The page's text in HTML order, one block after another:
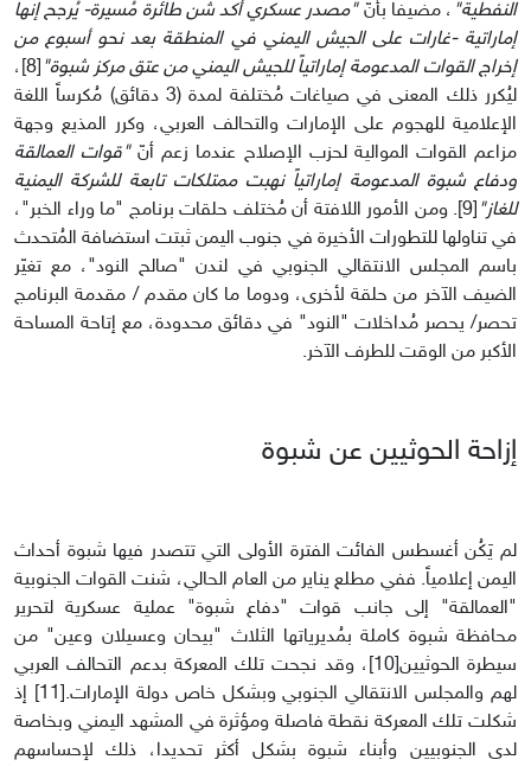
النفطية" ، مضيفا بأنّ "مصدر عسكري أكد شن طائرة مُسيرة- يُرجح إنها
إماراتية -غارات على الجيش اليمني في المنطقة بعد نحو أسبوع من
إخراج القوات المدعومة إماراتياً للجيش اليمني من عتق مركز شبوة"
[8]،
ليُكرر ذلك المعنى في صياغات مُختلفة لمدة (3 دقائق) مُكرساً اللغة
الإعلامية للهجوم على الإمارات والتحالف العربي، وكرر المذيع وجهة
مزاعم القوات الموالية لحزب الإصلاح عندما زعم أنّ"قوات العمالقة
ودفاع شبوة المدعومة إماراتياً نهبت ممتلكات تابعة للشركة اليمنية
للغاز"
[9]. ومن الأمور اللافتة أن مُختلف حلقات برنامج "ما وراء الخبر"،
في تناولها للتطورات الأخيرة في جنوب اليمن ثبتت استضافة المُتحدث
باسم المجلس الانتقالي الجنوبي في لندن "صالح النود"، مع تغيّر
الضيف الآخر من حلقة لأخرى، ودوما ما كان مقدم / مقدمة البرنامج
تحصر/ يحصر مُداخلات "النود" في دقائق محدودة، مع إتاحة المساحة
الأكبر من الوقت للطرف الآخر.
إزاحة الحوثيين عن شبوة
لم يَكُن أغسطس الفائت الفترة الأولى التي تتصدر فيها شبوة أحداث
اليمن إعلامياً. ففي مطلع يناير من العام الحالي، شنت القوات الجنوبية
"العمالقة" إلى جانب قوات "دفاع شبوة" عملية عسكرية لتحرير
محافظة شبوة كاملة بمُديرياتها الثلاث "بيحان وعسيلان وعين" من
سيطرة الحوثيين[10]، وقد نجحت تلك المعركة بدعم التحالف العربي
لهم والمجلس الانتقالي الجنوبي وبشكل خاص دولة الإمارات.[11] إذ
شكلت تلك المعركة نقطة فاصلة ومؤثرة في المشهد اليمني وبخاصة
لدى الجنوبيين وأبناء شبوة بشكل أكثر تحديدا، ذلك لإحساسهم